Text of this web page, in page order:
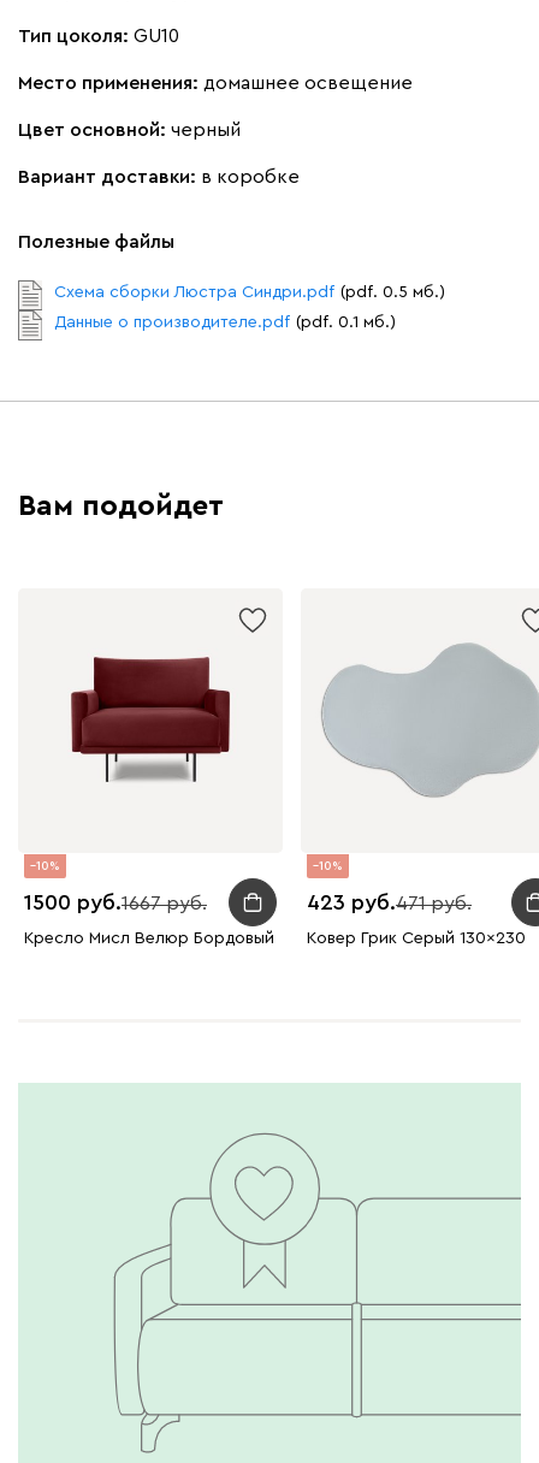
Тип цоколя: GU10
Место применения: домашнее освещение
Цвет основной: черный
Вариант доставки: в коробке
Полезные файлы
Схема сборки Люстра Синдри.pdf (pdf. 0.5 мб.)
Данные о производителе.pdf (pdf. 0.1 мб.)
Вам подойдет
10
1500 1667
Кресло Мисл Велюр Бордовый
10
423 471
Ковер Грик Серый 130x230